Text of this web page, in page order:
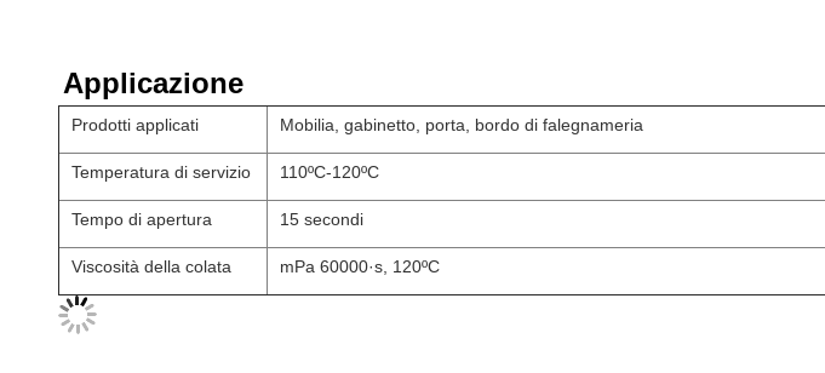
Applicazione
Prodotti applicati Mobilia, gabinetto, porta, bordo di falegnameria
Temperatura di servizio 110ºC-120ºC
Tempo di apertura 15 secondi
Viscosità della colata mPa 60000·s, 120ºC